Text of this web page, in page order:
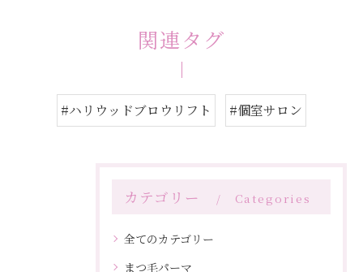
関連タグ
#ハリウッドブロウリフト #個室サロン
カテゴリー Categories
全てのカテゴリー
まつ毛パーマ